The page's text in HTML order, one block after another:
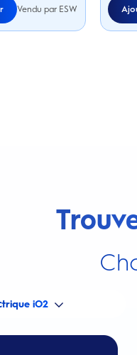
Vendu par ESW
iO2